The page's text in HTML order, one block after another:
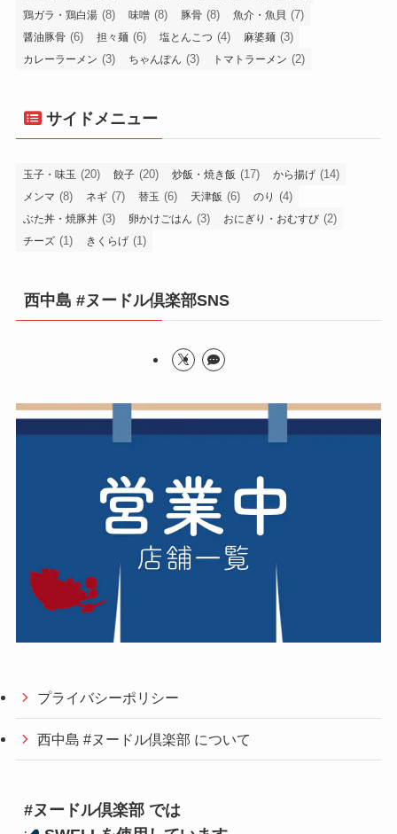
鶏ガラ・鶏白湯 (8) 味噌 (8) 豚骨 (8) 魚介・魚貝 (7)
醤油豚骨 (6) 担々麺 (6) 塩とんこつ (4) 麻婆麺 (3)
カレーラーメン (3) ちゃんぽん (3) トマトラーメン (2)
サイドメニュー
玉子・味玉 (20) 餃子 (20) 炒飯・焼き飯 (17) から揚げ (14)
メンマ (8) ネギ (7) 替玉 (6) 天津飯 (6) のり (4)
ぶた丼・焼豚丼 (3) 卵かけごはん (3) おにぎり・おむすび (2)
チーズ (1) きくらげ (1)
西中島 #ヌードル倶楽部SNS
プライバシーポリシー
西中島 #ヌードル倶楽部 について
#ヌードル倶楽部 では